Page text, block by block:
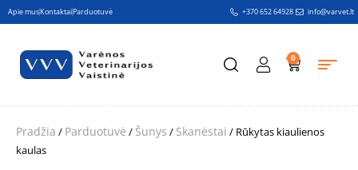
Apie musKontaktaiParduotuvė +370 652 64928 info@varvet.lt
0
Pradžia / Parduotuvė / Šunys / Skanėstai / Rūkytas kiaulienos
kaulas